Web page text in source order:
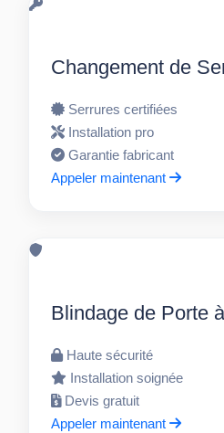
Changement de
Serrures certifiées
Installation pro
Garantie fabricant
Appeler maintenant
Blindage de Porte
Haute sécurité
Installation soignée
Devis gratuit
Appeler maintenant